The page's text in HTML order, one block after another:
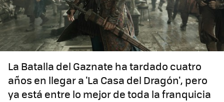
La Batalla del Gaznate ha tardado cuatro
años en llegar a 'La Casa del Dragón', pero
ya está entre lo mejor de toda la franquicia